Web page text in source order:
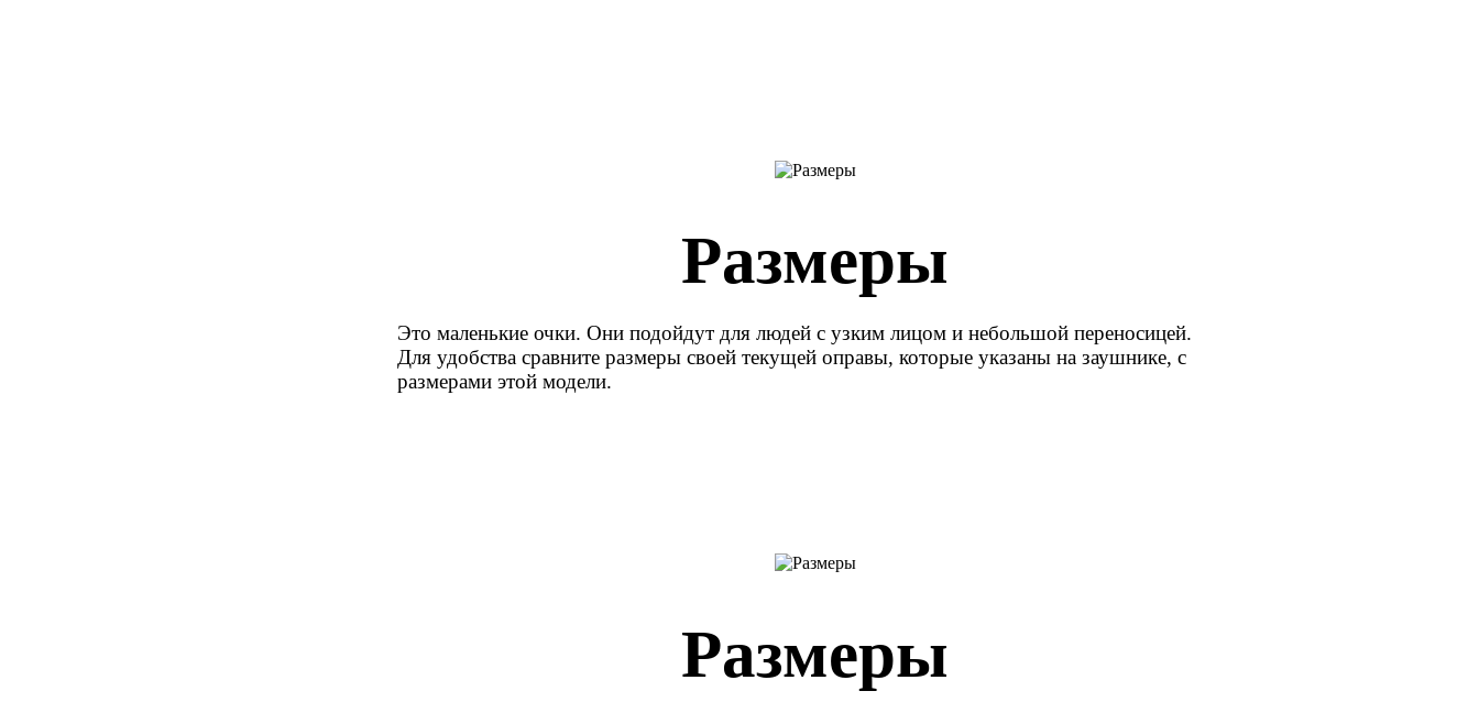
Размеры
Это маленькие очки. Они подойдут для людей с узким лицом и небольшой переносицей.
Для удобства сравните размеры своей текущей оправы, которые указаны на заушнике, с
размерами этой модели.
Размеры